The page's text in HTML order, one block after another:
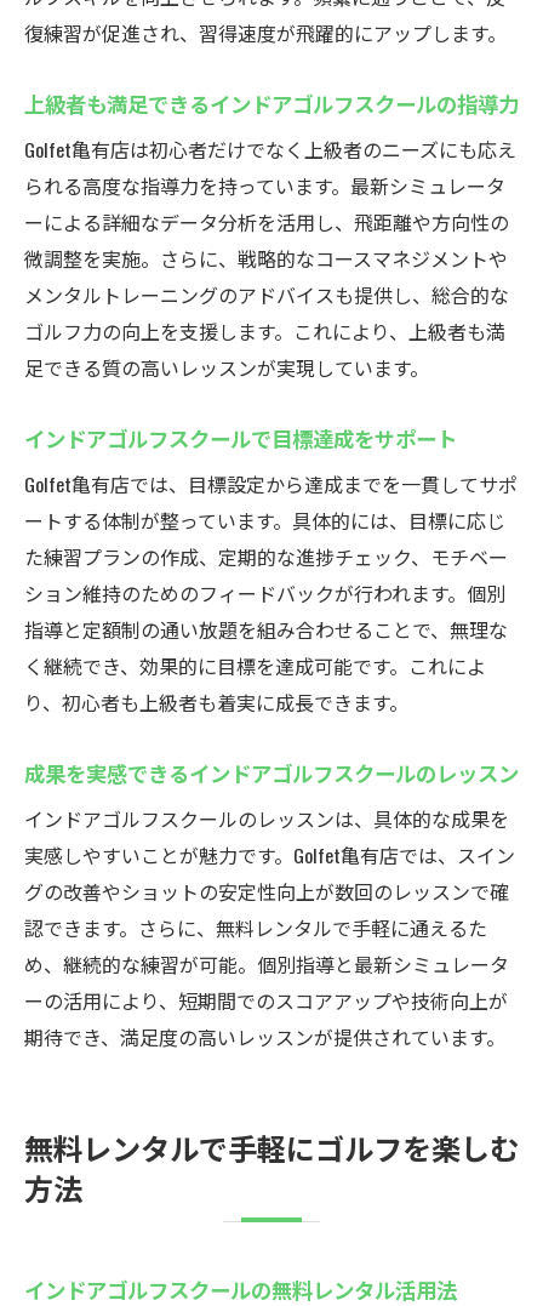
復練習が促進され、習得速度が飛躍的にアップします。
上級者も満足できるインドアゴルフスクールの指導力
Golfet亀有店は初心者だけでなく上級者のニーズにも応え
られる高度な指導力を持っています。最新シミュレータ
ーによる詳細なデータ分析を活用し、飛距離や方向性の
微調整を実施。さらに、戦略的なコースマネジメントや
メンタルトレーニングのアドバイスも提供し、総合的な
ゴルフ力の向上を支援します。これにより、上級者も満
足できる質の高いレッスンが実現しています。
インドアゴルフスクールで目標達成をサポート
Golfet亀有店では、目標設定から達成までを一貫してサポ
ートする体制が整っています。具体的には、目標に応じ
た練習プランの作成、定期的な進捗チェック、モチベー
ション維持のためのフィードバックが行われます。個別
指導と定額制の通い放題を組み合わせることで、無理な
く継続でき、効果的に目標を達成可能です。これによ
り、初心者も上級者も着実に成長できます。
成果を実感できるインドアゴルフスクールのレッスン
インドアゴルフスクールのレッスンは、具体的な成果を
実感しやすいことが魅力です。Golfet亀有店では、スイン
グの改善やショットの安定性向上が数回のレッスンで確
認できます。さらに、無料レンタルで手軽に通えるた
め、継続的な練習が可能。個別指導と最新シミュレータ
ーの活用により、短期間でのスコアアップや技術向上が
期待でき、満足度の高いレッスンが提供されています。
無料レンタルで手軽にゴルフを楽しむ
方法
インドアゴルフスクールの無料レンタル活用法